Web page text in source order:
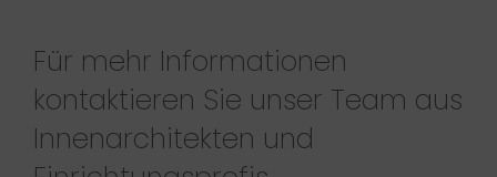
Für mehr Informationen
kontaktieren Sie unser Team aus
Innenarchitekten und